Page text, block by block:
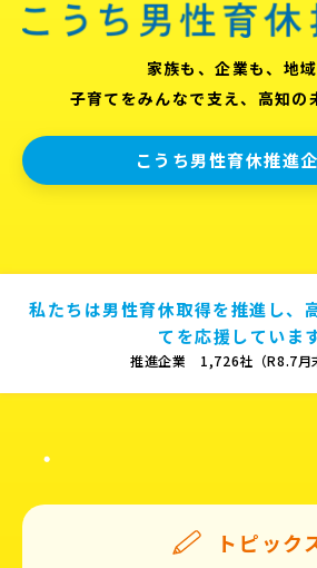
家族も、企業も、地域
子育てをみんなで支え、高知の
こうち男性育休推進
私たちは男性育休取得を推進し、
てを応援しています
推進企業 1,726社（R8.7月
トピック